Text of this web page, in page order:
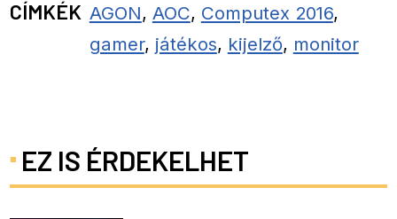
CÍMKÉK AGON, AOC, Computex 2016,
gamer, játékos, kijelző, monitor
EZ IS ÉRDEKELHET